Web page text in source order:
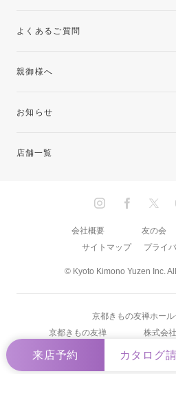
来店予約 カタログ
よくあるご質問
親御様へ
お知らせ
店舗一覧
九州
© Kyoto Kimono Yuzen Inc.
会社概要 友の会
サイトマップ
プライ
京都きもの友禅ホール
京都きもの友禅
株式会